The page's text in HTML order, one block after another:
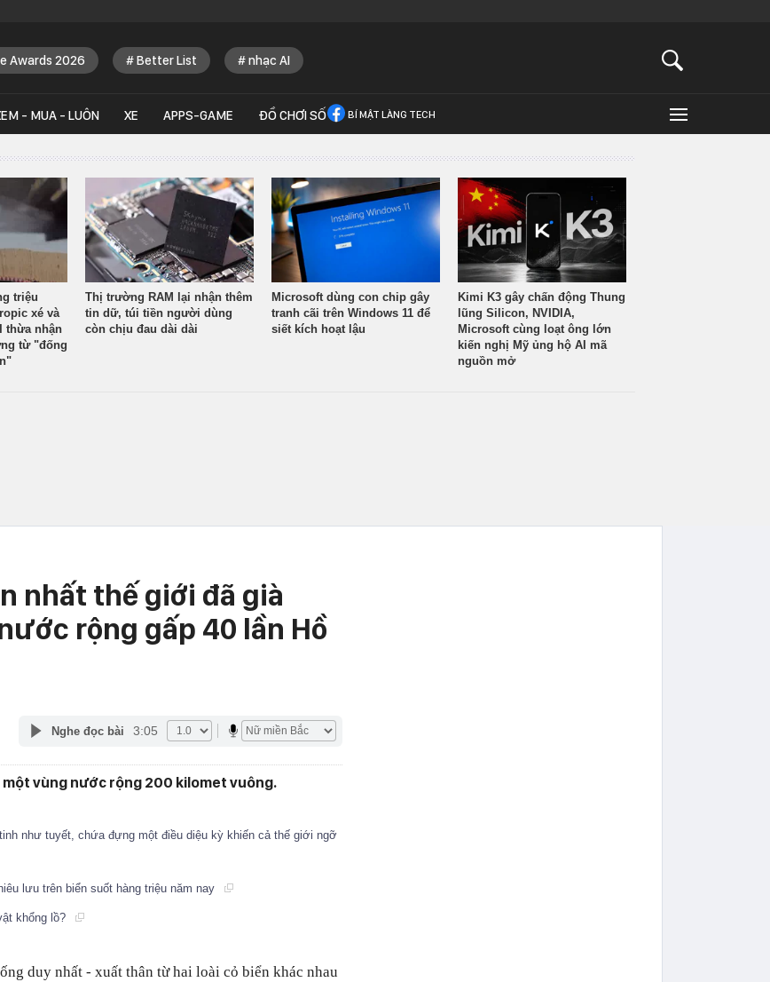
Awards 2026 Better List nhạc AI
- MUA - LUÔN XE APPS-GAME ĐỒ CHƠI SỐ BÍ MẬT LÀNG TECH
triệu
xé và
thừa nhận
từ "đống
Thị trường RAM lại nhận thêm
tin dữ, túi tiền người dùng
còn chịu đau dài dài
Microsoft dùng con chip gây
tranh cãi trên Windows 11 để
siết kích hoạt lậu
Kimi K3 gây chấn động Thung
lũng Silicon, NVIDIA,
Microsoft cùng loạt ông lớn
kiến nghị Mỹ ủng hộ AI mã
nguồn mở
nhất thế giới đã già
rộng gấp 40 lần Hồ
Nghe đọc bài 3:05
vùng nước rộng 200 kilomet vuông.
như tuyết, chứa đựng một điều diệu kỳ khiến cả thế giới ngỡ
lưu trên biển suốt hàng triệu năm nay
khổng lồ?
duy nhất - xuất thân từ hai loài cỏ biển khác nhau